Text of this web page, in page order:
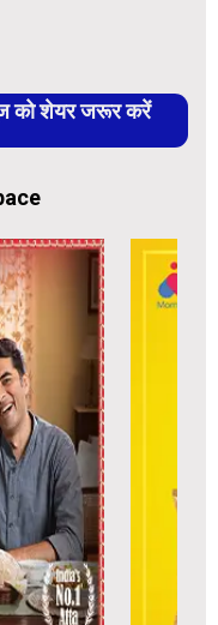
को शेयर जरूर करें